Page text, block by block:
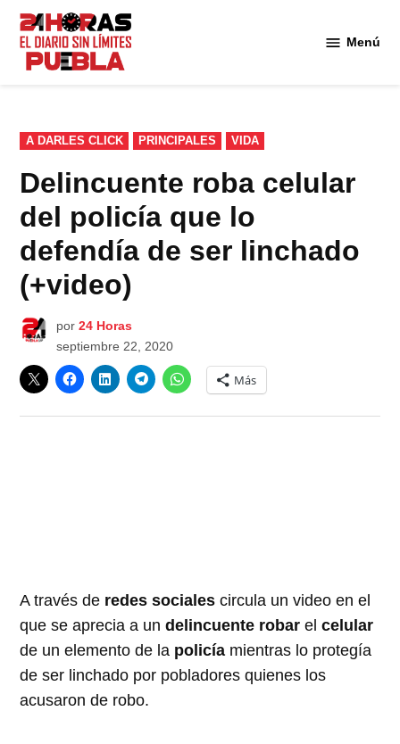
Saltar
contenido
Menú
PUBLICADO
EN
A DARLES CLICK PRINCIPALES VIDA
Delincuente roba celular
del policía que lo
defendía de ser linchado
(+video)
por 24 Horas
septiembre 22, 2020
Más
A través de redes sociales circula un video en el
que se aprecia a undelincuente robar elcelular
de un elemento de la policía mientras lo protegía
de ser linchado por pobladores quienes los
acusaron de robo.